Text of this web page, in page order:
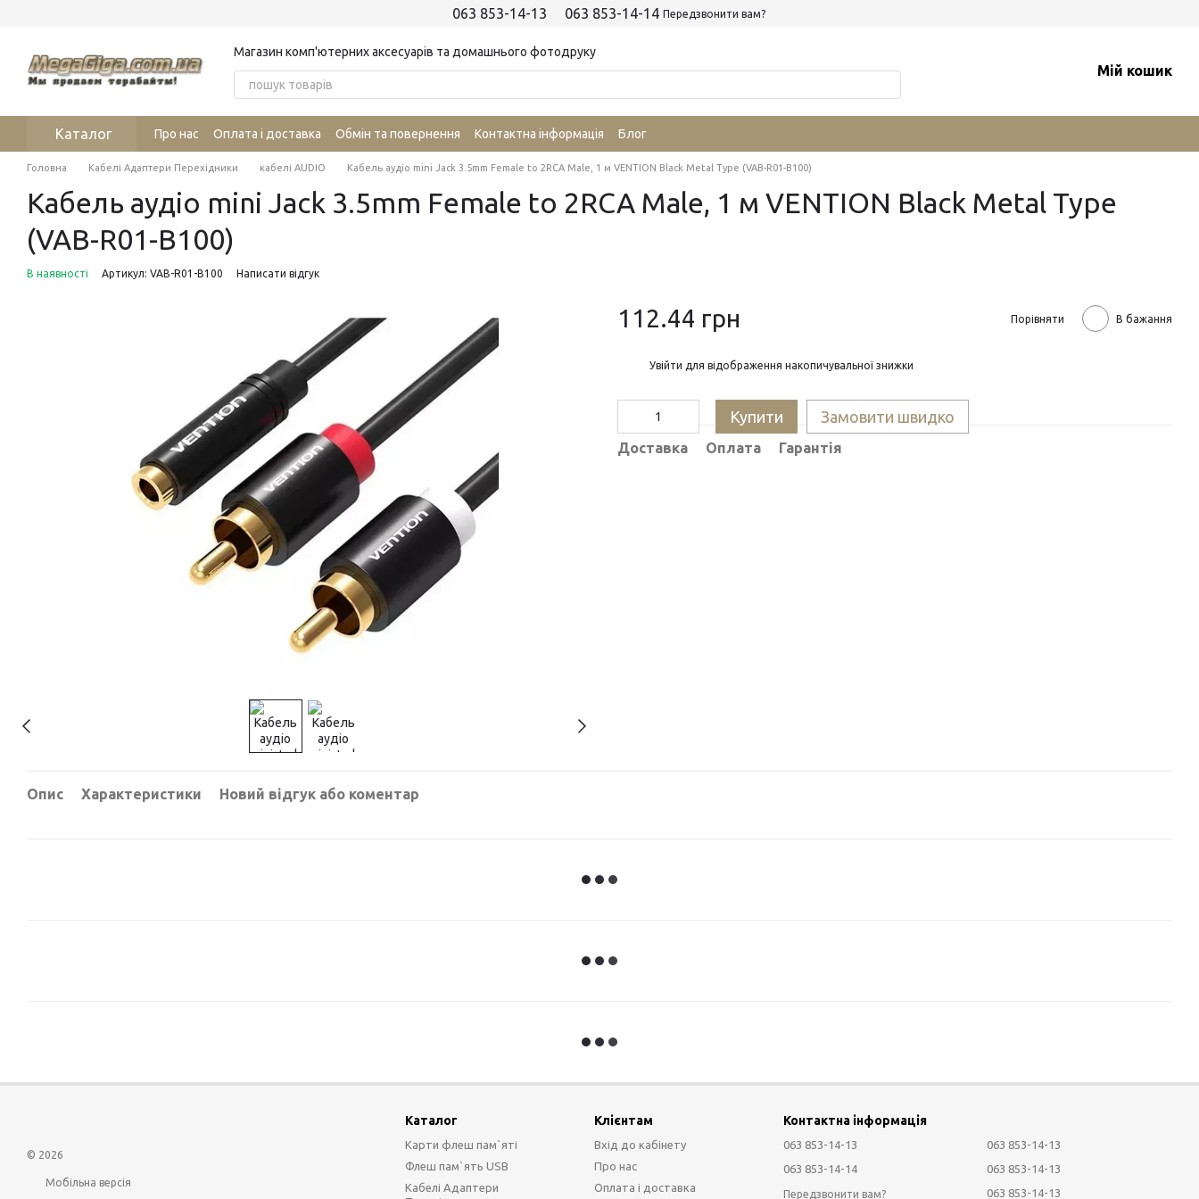
063 853-14-13 063 853-14-14 Передзвонити вам?
Магазин комп'ютерних аксесуарів та домашнього фотодруку
Мій кошик
Каталог Про нас Оплата і доставка Обмін та повернення Контактна інформація Блог
Головна Кабелі Адаптери Перехідники кабелі AUDIO Кабель аудіо mini Jack 3.5mm Female to 2RCA Male, 1 м VENTION Black Metal Type (VAB-R01-B100)
Кабель аудіо mini Jack 3.5mm Female to 2RCA Male, 1 м VENTION Black Metal Type
(VAB-R01-B100)
В наявності Артикул: VAB-R01-B100 Написати відгук
112.44 грн Порівняти В бажання
Увійти для відображення накопичувальної знижки
Купити Замовити швидко
Доставка Оплата Гарантія
Опис Характеристики Новий відгук або коментар
© 2026
Мобільна версія
Каталог
Карти флеш пам`яті
Флеш пам`ять USB
Кабелі Адаптери
Клієнтам
Вхід до кабінету
Про нас
Оплата і доставка
Контактна інформація
063 853-14-13
063 853-14-14
Передзвонити вам?
063 853-14-13
063 853-14-13
063 853-14-13